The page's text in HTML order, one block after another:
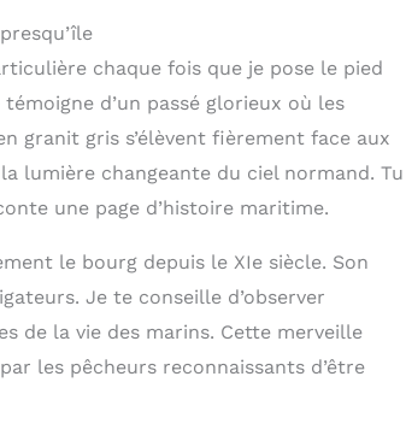
chaque fois que je pose le pied
d’un passé glorieux où les
granit gris s’élèvent fièrement face aux
lumière changeante du ciel normand. Tu
une page d’histoire maritime.
le bourg depuis le XIe siècle. Son
Je te conseille d’observer
de la vie des marins. Cette merveille
les pêcheurs reconnaissants d’être